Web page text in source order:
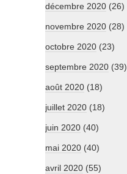
décembre 2020 (26)
novembre 2020 (28)
octobre 2020 (23)
septembre 2020 (39)
août 2020 (18)
juillet 2020 (18)
juin 2020 (40)
mai 2020 (40)
avril 2020 (55)